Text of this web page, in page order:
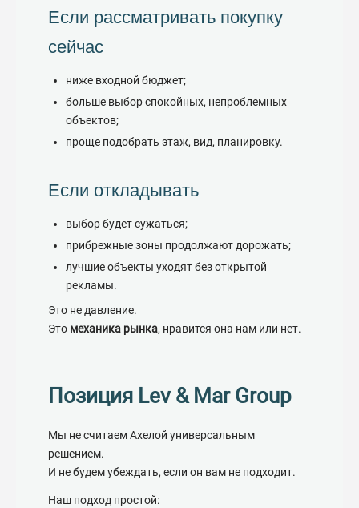
Если рассматривать покупку
сейчас
ниже входной бюджет;
больше выбор спокойных, непроблемных
объектов;
проще подобрать этаж, вид, планировку.
Если откладывать
выбор будет сужаться;
прибрежные зоны продолжают дорожать;
лучшие объекты уходят без открытой
рекламы.
Это не давление.
Это механика рынка, нравится она нам или нет.
Позиция Lev & Mar Group
Мы не считаем Ахелой универсальным
решением.
И не будем убеждать, если он вам не подходит.
Наш подход простой: